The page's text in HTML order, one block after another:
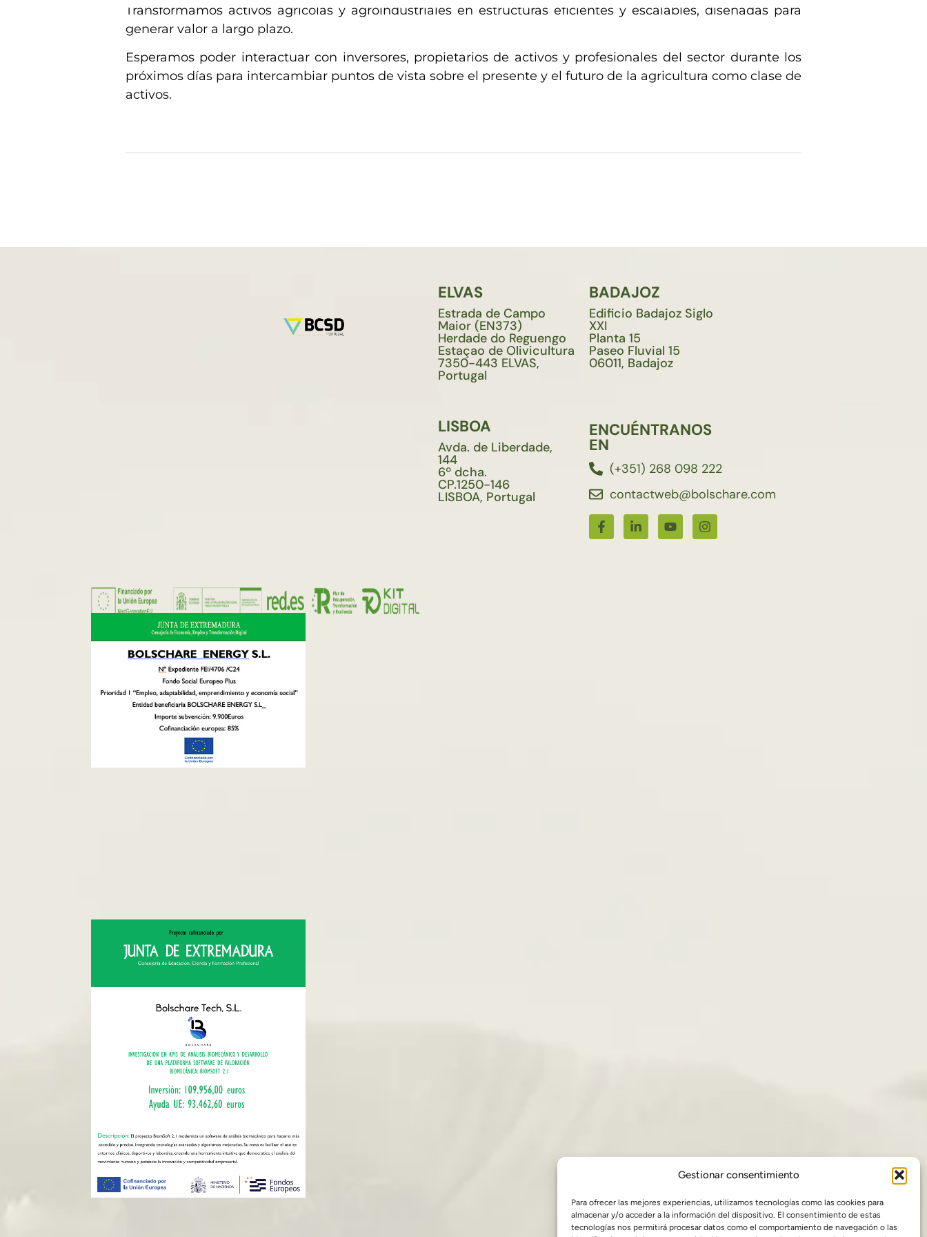
Gestionar consentimiento
Para ofrecer las mejores experiencias, utilizamos tecnologías como las cookies para
almacenar y/o acceder a la información del dispositivo. El consentimiento de estas
tecnologías nos permitirá procesar datos como el comportamiento de navegación o las
Transformamos activos agrícolas y agroindustriales en estructuras eficientes y escalables, diseñadas para
generar valor a largo plazo.
Esperamos poder interactuar con inversores, propietarios de activos y profesionales del sector durante los
próximos días para intercambiar puntos de vista sobre el presente y el futuro de la agricultura como clase de
activos.
ELVAS
Estrada de Campo
Maior (EN373)
Herdade do Reguengo
Estaçao de Olivicultura
7350-443 ELVAS,
Portugal
BADAJOZ
Edificio Badajoz Siglo
XXI
Planta 15
Paseo Fluvial 15
06011, Badajoz
LISBOA
Avda. de Liberdade,
144
6º dcha.
CP.1250-146
LISBOA, Portugal
ENCUÉNTRANOS
EN
(+351) 268 098 222
contactweb@bolschare.com